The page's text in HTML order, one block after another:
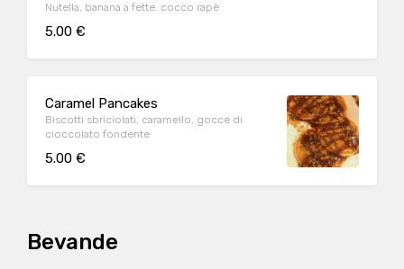
Nutella, banana a fette. cocco rapè
5.00 €
Caramel Pancakes
Biscotti sbriciolati, caramello, gocce di
cioccolato fondente
5.00 €
Bevande